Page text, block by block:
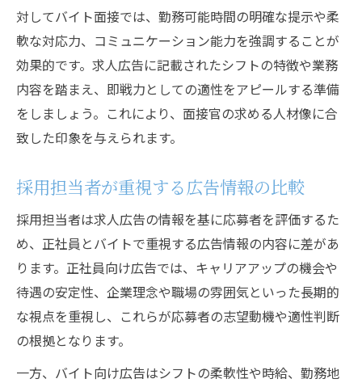
対してバイト面接では、勤務可能時間の明確な提示や柔
軟な対応力、コミュニケーション能力を強調することが
効果的です。求人広告に記載されたシフトの特徴や業務
内容を踏まえ、即戦力としての適性をアピールする準備
をしましょう。これにより、面接官の求める人材像に合
致した印象を与えられます。
採用担当者が重視する広告情報の比較
採用担当者は求人広告の情報を基に応募者を評価するた
め、正社員とバイトで重視する広告情報の内容に差があ
ります。正社員向け広告では、キャリアアップの機会や
待遇の安定性、企業理念や職場の雰囲気といった長期的
な視点を重視し、これらが応募者の志望動機や適性判断
の根拠となります。
一方、バイト向け広告はシフトの柔軟性や時給、勤務地